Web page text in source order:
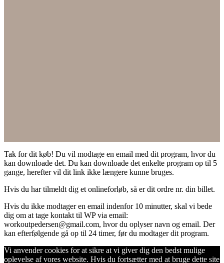
Tak for dit køb! Du vil modtage en email med dit program, hvor du
kan downloade det. Du kan downloade det enkelte program op til 5
gange, herefter vil dit link ikke længere kunne bruges.
Hvis du har tilmeldt dig et onlineforløb, så er dit ordre nr. din billet.
Hvis du ikke modtager en email indenfor 10 minutter, skal vi bede
dig om at tage kontakt til WP via email:
workoutpedersen@gmail.com, hvor du oplyser navn og email. Der
kan efterfølgende gå op til 24 timer, før du modtager dit program.
Vi anvender cookies for at sikre at vi giver dig den bedst mulige
oplevelse af vores website. Hvis du fortsætter med at bruge dette site